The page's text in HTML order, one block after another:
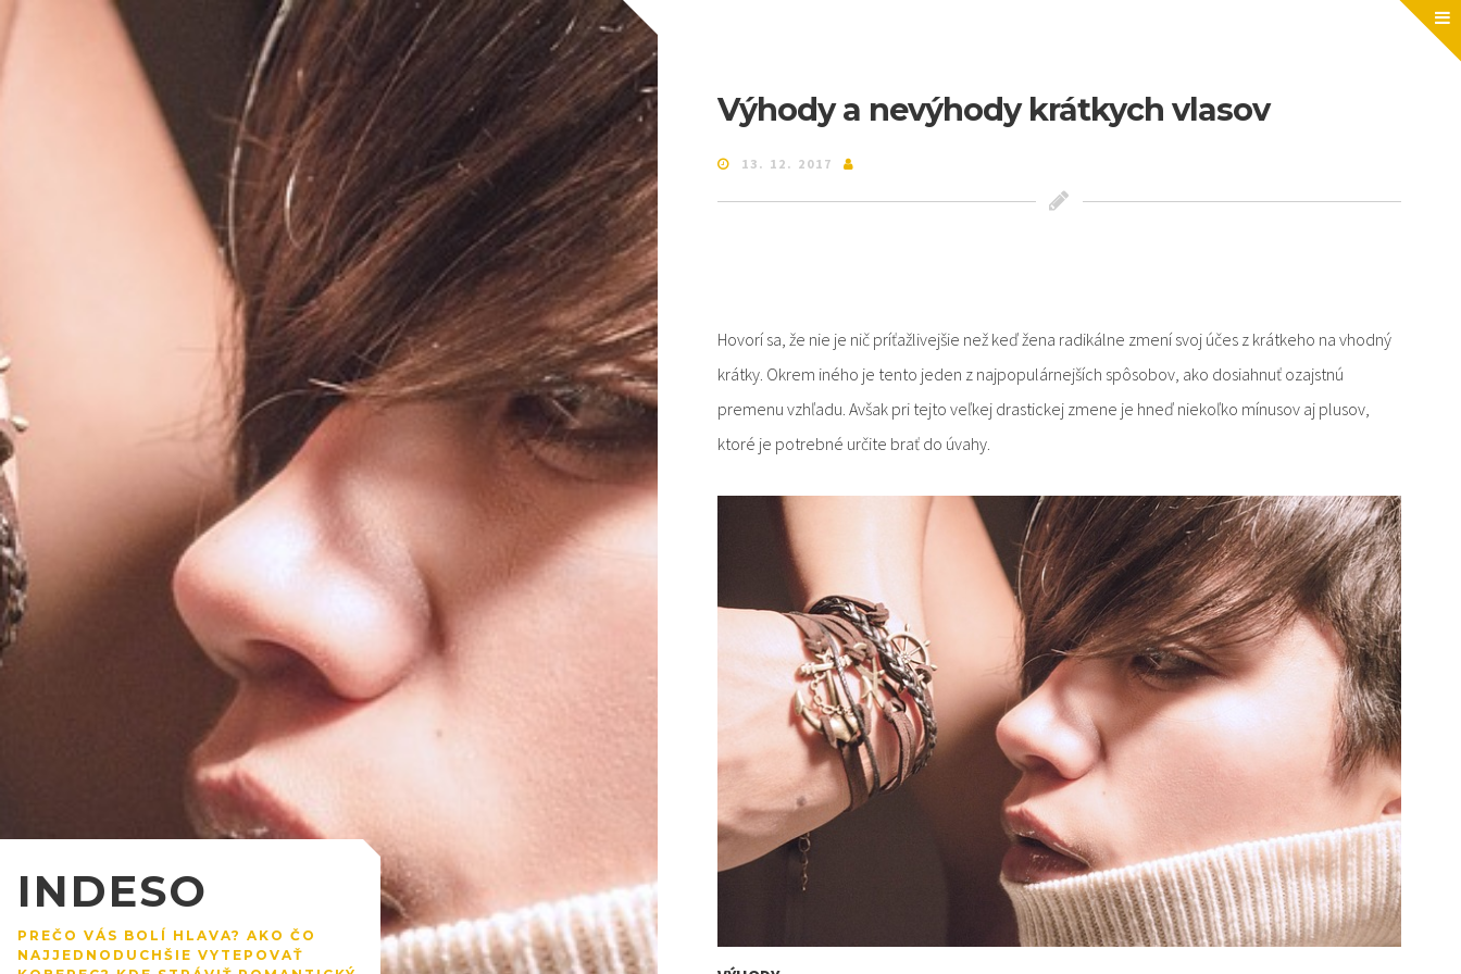
INDESO
PREČO VÁS BOLÍ HLAVA? AKO ČO
NAJJEDNODUCHŠIE VYTEPOVAŤ
Výhody a nevýhody krátkych vlasov
13. 12. 2017
Hovorí sa, že nie je nič príťažlivejšie než keď žena radikálne zmení svoj účes z krátkeho na vhodný
krátky. Okrem iného je tento jeden z najpopulárnejších spôsobov, ako dosiahnuť ozajstnú
premenu vzhľadu. Avšak pri tejto veľkej drastickej zmene je hneď niekoľko mínusov aj plusov,
ktoré je potrebné určite brať do úvahy.